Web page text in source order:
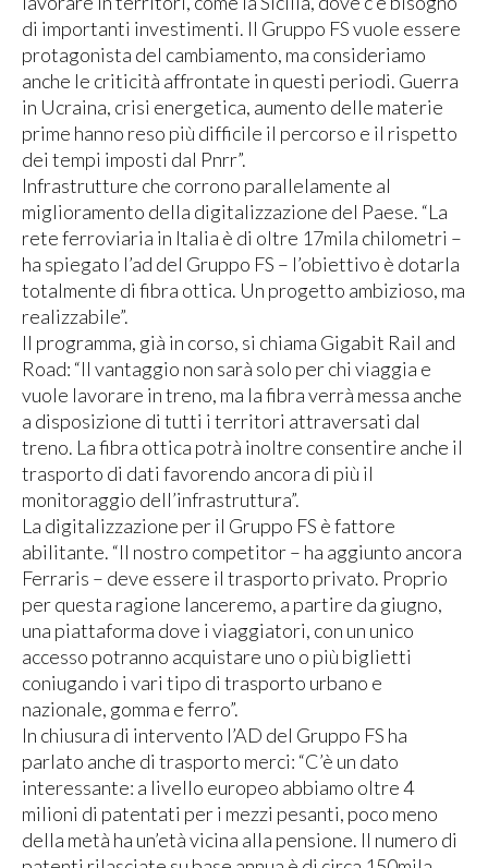
di importanti investimenti. Il Gruppo FS vuole essere
protagonista del cambiamento, ma consideriamo
anche le criticità affrontate in questi periodi. Guerra
in Ucraina, crisi energetica, aumento delle materie
prime hanno reso più difficile il percorso e il rispetto
dei tempi imposti dal Pnrr”.
Infrastrutture che corrono parallelamente al
miglioramento della digitalizzazione del Paese. “La
rete ferroviaria in Italia è di oltre 17mila chilometri –
ha spiegato l’ad del Gruppo FS – l’obiettivo è dotarla
totalmente di fibra ottica. Un progetto ambizioso, ma
realizzabile”.
Il programma, già in corso, si chiama Gigabit Rail and
Road: “Il vantaggio non sarà solo per chi viaggia e
vuole lavorare in treno, ma la fibra verrà messa anche
a disposizione di tutti i territori attraversati dal
treno. La fibra ottica potrà inoltre consentire anche il
trasporto di dati favorendo ancora di più il
monitoraggio dell’infrastruttura”.
La digitalizzazione per il Gruppo FS è fattore
abilitante. “Il nostro competitor – ha aggiunto ancora
Ferraris – deve essere il trasporto privato. Proprio
per questa ragione lanceremo, a partire da giugno,
una piattaforma dove i viaggiatori, con un unico
accesso potranno acquistare uno o più biglietti
coniugando i vari tipo di trasporto urbano e
nazionale, gomma e ferro”.
In chiusura di intervento l’AD del Gruppo FS ha
parlato anche di trasporto merci: “C’è un dato
interessante: a livello europeo abbiamo oltre 4
milioni di patentati per i mezzi pesanti, poco meno
della metà ha un’età vicina alla pensione. Il numero di